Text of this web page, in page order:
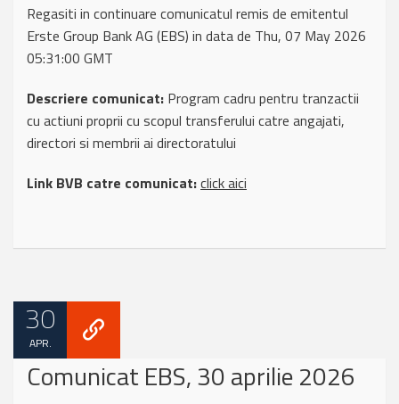
Regasiti in continuare comunicatul remis de emitentul
Erste Group Bank AG (EBS) in data de Thu, 07 May 2026
05:31:00 GMT
Descriere comunicat: Program cadru pentru tranzactii
cu actiuni proprii cu scopul transferului catre angajati,
directori si membrii ai directoratului
Link BVB catre comunicat:click aici
30
APR.
Comunicat EBS, 30 aprilie 2026